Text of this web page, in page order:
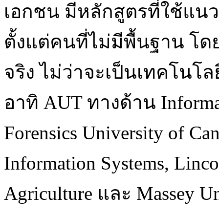
เอกชน มีหลักสูตรที่ใช้แน
ตั้งแต่คนที่ไม่มีพื้นฐาน โด
จริง ไม่ว่าจะเป็นเทคโนโล
อาทิ AUT ทางด้าน
Forensics University of
Information Systems,
Agriculture และ Massey